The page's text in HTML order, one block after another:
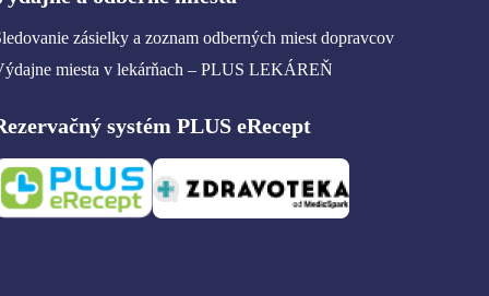
zásielky a zoznam odberných miest dopravcov
miesta v lekárňach – PLUS LEKÁREŇ
systém PLUS eRecept